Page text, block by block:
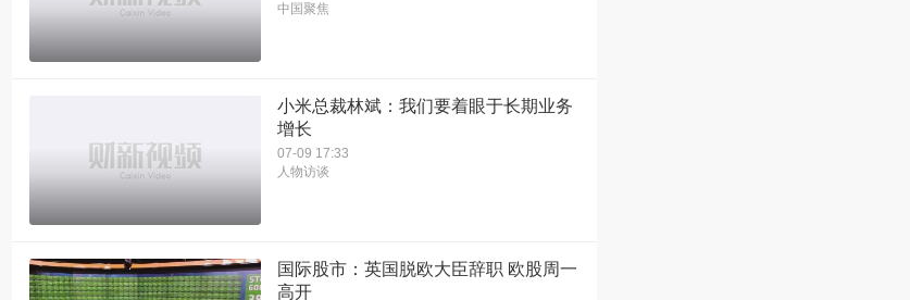
中国聚焦
小米总裁林斌：我们要着眼于长期业务
增长
07-09 17:33
人物访谈
国际股市：英国脱欧大臣辞职 欧股周一
高开